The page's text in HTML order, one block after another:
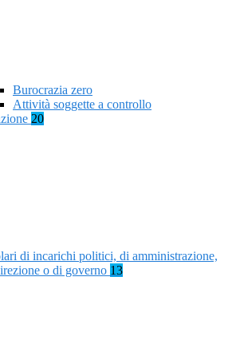
Burocrazia zero
Attività soggette a controllo
20
di incarichi politici, di amministrazione,
o di governo 13